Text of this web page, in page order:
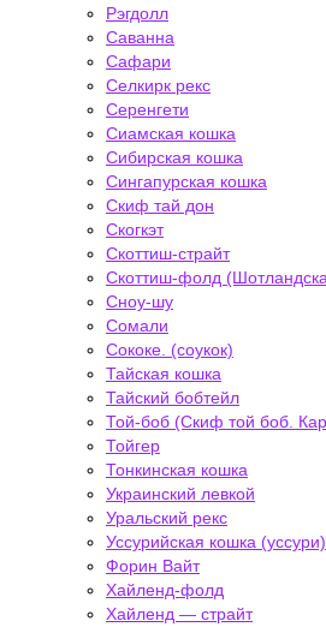
Рэгдолл
Саванна
Сафари
Селкирк рекс
Серенгети
Сиамская кошка
Сибирская кошка
Сингапурская кошка
Скиф тай дон
Скогкэт
Скоттиш-страйт
Скоттиш-фолд
Сноу-шу
Сомали
Сококе. (соукок)
Тайская кошка
Тайский бобтейл
Той-боб (Скиф той боб.
Тойгер
Тонкинская кошка
Украинский левкой
Уральский рекс
Уссурийская кошка (уссури)
Форин Вайт
Хайленд-фолд
Хайленд — страйт